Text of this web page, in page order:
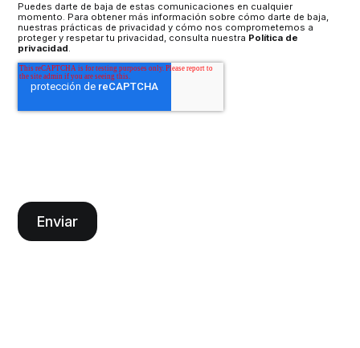
Puedes darte de baja de estas comunicaciones en cualquier
momento. Para obtener más información sobre cómo darte de baja,
nuestras prácticas de privacidad y cómo nos comprometemos a
proteger y respetar tu privacidad, consulta nuestra Política de
privacidad.